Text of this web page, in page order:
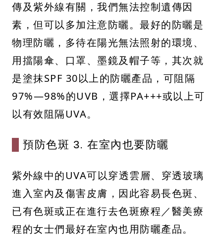
傳及紫外線有關，我們無法控制遺傳因
素，但可以多加注意防曬。最好的防曬是
物理防曬，多待在陽光無法照射的環境、
用擋陽傘、口罩、墨鏡及帽子等，其次就
是塗抹SPF 30以上的防曬產品，可阻隔
97%—98%的UVB，選擇PA+++或以上可
以有效阻隔UVA。
預防色斑 3. 在室內也要防曬
紫外線中的UVA可以穿透雲層、穿透玻璃
進入室內及傷害皮膚，因此容易長色斑、
已有色斑或正在進行去色斑療程／醫美療
程的女士們最好在室內也用防曬產品。